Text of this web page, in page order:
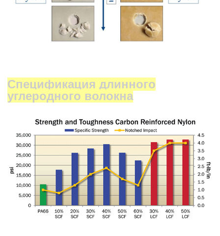
Спецификация длинного
углеродного волокна